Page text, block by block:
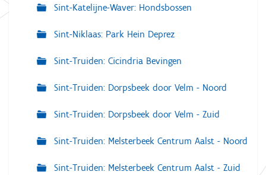
Sint-Katelijne-Waver: Hondsbossen
Sint-Niklaas: Park Hein Deprez
Sint-Truiden: Cicindria Bevingen
Sint-Truiden: Dorpsbeek door Velm - Noord
Sint-Truiden: Dorpsbeek door Velm - Zuid
Sint-Truiden: Melsterbeek Centrum Aalst - Noord
Sint-Truiden: Melsterbeek Centrum Aalst - Zuid